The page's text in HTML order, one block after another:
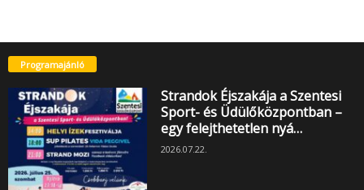
Programajánló
Strandok Éjszakája a Szentesi
Sport- és Üdülőközpontban –
egy felejthetetlen nyá…
2026.07.22.